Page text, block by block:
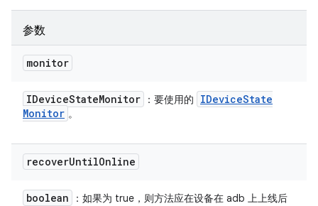
参数
monitor
IDeviceStateMonitor ：要使用的 IDeviceState
Monitor 。
recoverUntilOnline
boolean
：如果为 true，则方法应在设备在 adb 上上线后